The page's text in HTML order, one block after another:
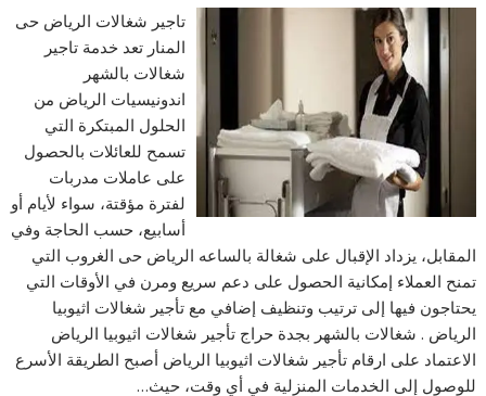
تاجير شغالات الرياض حى
المنار تعد خدمة تاجير
شغالات بالشهر
اندونيسيات الرياض من
الحلول المبتكرة التي
تسمح للعائلات بالحصول
على عاملات مدربات
لفترة مؤقتة، سواء لأيام أو
أسابيع، حسب الحاجة وفي
المقابل، يزداد الإقبال على شغالة بالساعه الرياض حى الغروب التي
تمنح العملاء إمكانية الحصول على دعم سريع ومرن في الأوقات التي
يحتاجون فيها إلى ترتيب وتنظيف إضافي مع تأجير شغالات اثيوبيا
الرياض . شغالات بالشهر بجدة حراج تأجير شغالات اثيوبيا الرياض
الاعتماد على ارقام تأجير شغالات اثيوبيا الرياض أصبح الطريقة الأسرع
للوصول إلى الخدمات المنزلية في أي وقت، حيث…